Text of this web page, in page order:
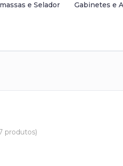
e Selador Gabinetes e
produtos)